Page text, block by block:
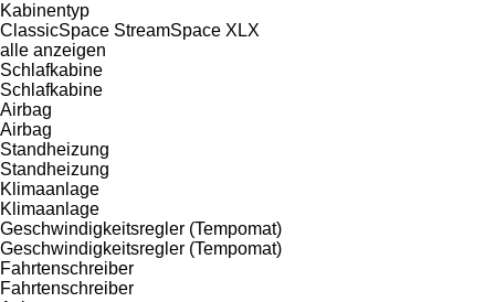
Kabinentyp
ClassicSpace StreamSpace XLX
alle anzeigen
Schlafkabine
Schlafkabine
Airbag
Airbag
Standheizung
Standheizung
Klimaanlage
Klimaanlage
Geschwindigkeitsregler (Tempomat)
Geschwindigkeitsregler (Tempomat)
Fahrtenschreiber
Fahrtenschreiber